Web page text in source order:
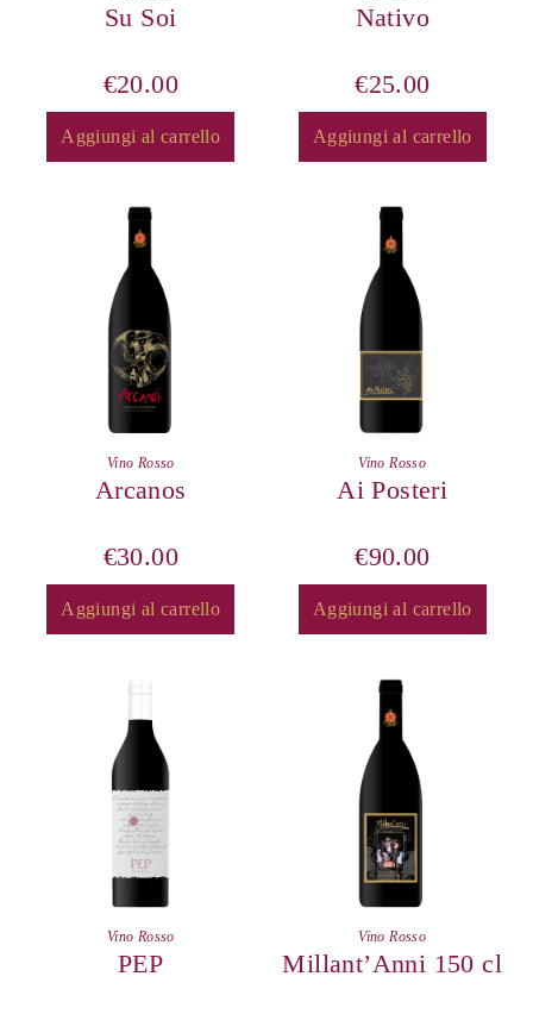
Su Soi
€20.00
Aggiungi al carrello
Nativo
€25.00
Aggiungi al carrello
Vino Rosso
Arcanos
€30.00
Aggiungi al carrello
Vino Rosso
Ai Posteri
€90.00
Aggiungi al carrello
Vino Rosso
PEP
Vino Rosso
Millant’Anni 150 cl